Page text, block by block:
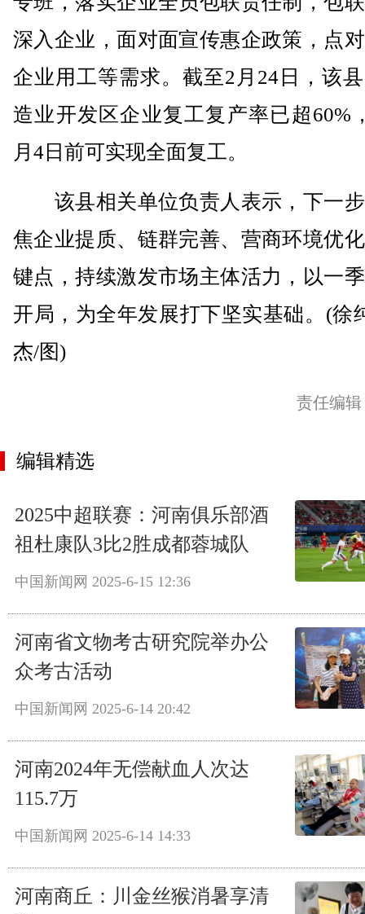
深入企业，面对面宣传惠企政策，点
企业用工等需求。截至2月24日，该
造业开发区企业复工复产率已超60%
月4日前可实现全面复工。
该县相关单位负责人表示，下一
焦企业提质、链群完善、营商环境优
键点，持续激发市场主体活力，以一
开局，为全年发展打下坚实基础。(徐
杰/图)
责任编
编辑精选
2025中超联赛：河南俱乐部酒
祖杜康队3比2胜成都蓉城队
中国新闻网 2025-6-15 12:36
河南省文物考古研究院举办公
众考古活动
中国新闻网 2025-6-14 20:42
河南2024年无偿献血人次达
115.7万
中国新闻网 2025-6-14 14:33
河南商丘：川金丝猴消暑享清